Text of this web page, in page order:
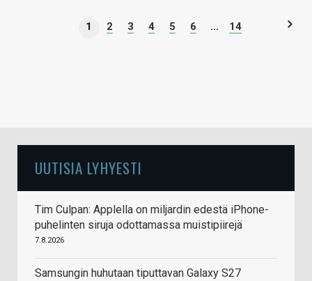
1 2 3 4 5 6 ... 14
UUTISIA LYHYESTI
Tim Culpan: Applella on miljardin edestä iPhone-
puhelinten siruja odottamassa muistipiirejä
7.8.2026
Samsungin huhutaan tiputtavan Galaxy S27